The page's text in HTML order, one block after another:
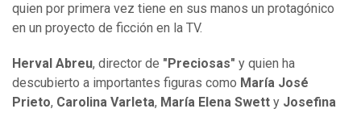
quien por primera vez tiene en sus manos un protagónico
en un proyecto de ficción en la TV.
Herval Abreu, director de "Preciosas" y quien ha
descubierto a importantes figuras como María José
Prieto, Carolina Varleta, María Elena Swett y Josefina